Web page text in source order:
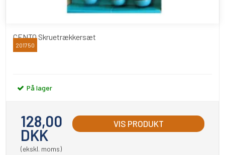
CENTO Skruetrækkersæt
CENTO
201750
På lager
128,00
DKK
(ekskl. moms)
VIS PRODUKT